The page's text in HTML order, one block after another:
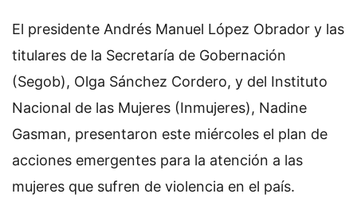
El presidente Andrés Manuel López Obrador y las
titulares de la Secretaría de Gobernación
(Segob), Olga Sánchez Cordero, y del Instituto
Nacional de las Mujeres (Inmujeres), Nadine
Gasman, presentaron este miércoles el plan de
acciones emergentes para la atención a las
mujeres que sufren de violencia en el país.